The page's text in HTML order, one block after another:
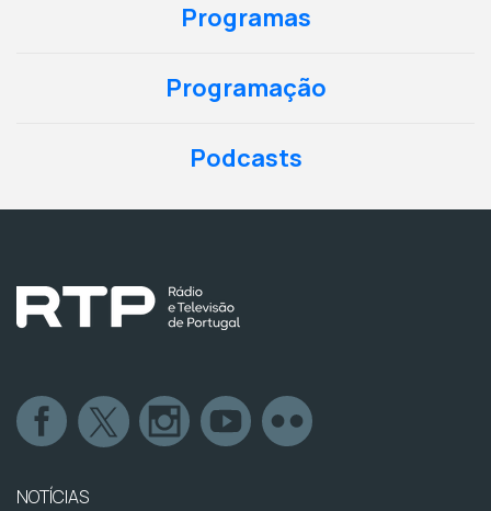
Programas
Programação
Podcasts
NOTÍCIAS